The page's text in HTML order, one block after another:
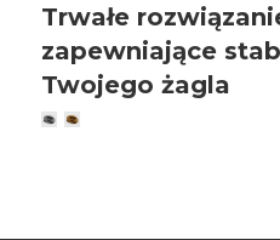
Trwałe
zapewniające
Twojego żagla